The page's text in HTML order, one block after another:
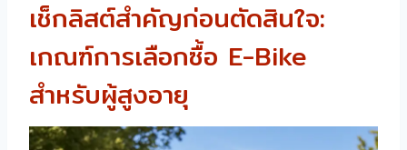
เช็กลิสต์สำคัญก่อนตัดสินใจ:
เกณฑ์การเลือกซื้อ E-Bike
สำหรับผู้สูงอายุ